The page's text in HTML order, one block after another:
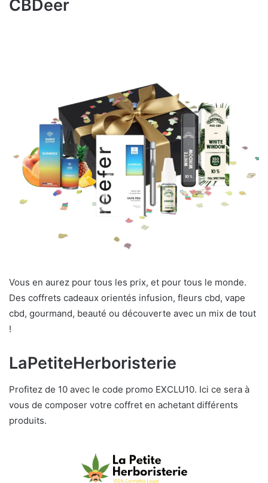
CBDeer
Vous en aurez pour tous les prix, et pour tous le monde.
Des coffrets cadeaux orientés infusion, fleurs cbd, vape
cbd, gourmand, beauté ou découverte avec un mix de tout
!
LaPetiteHerboristerie
Profitez de 10 avec le code promo EXCLU10. Ici ce sera à
vous de composer votre coffret en achetant différents
produits.